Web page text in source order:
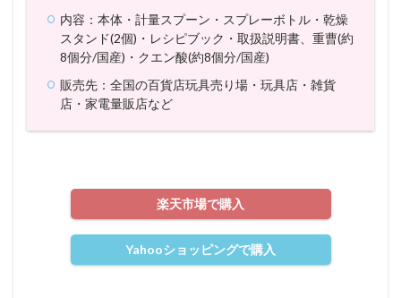
内容：本体・計量スプーン・スプレーボトル・乾燥
スタンド(2個)・レシピブック・取扱説明書、重曹(約
8個分/国産)・クエン酸(約8個分/国産)
販売先：全国の百貨店玩具売り場・玩具店・雑貨
店・家電量販店など
楽天市場で購入
Yahooショッピングで購入